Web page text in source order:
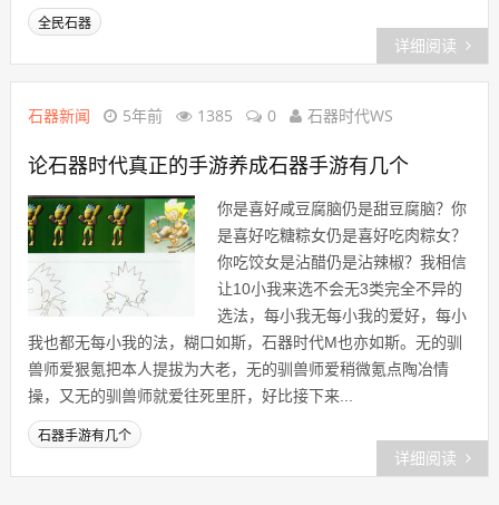
全民石器
详细阅读
石器新闻 5年前 1385 0 石器时代WS
论石器时代真正的手游养成石器手游有几个
你是喜好咸豆腐脑仍是甜豆腐脑？你
是喜好吃糖粽女仍是喜好吃肉粽女？
你吃饺女是沾醋仍是沾辣椒？我相信
让10小我来选不会无3类完全不异的
选法，每小我无每小我的爱好，每小
我也都无每小我的法，糊口如斯，石器时代M也亦如斯。无的驯
兽师爱狠氪把本人提拔为大老，无的驯兽师爱稍微氪点陶冶情
操，又无的驯兽师就爱往死里肝，好比接下来...
石器手游有几个
详细阅读